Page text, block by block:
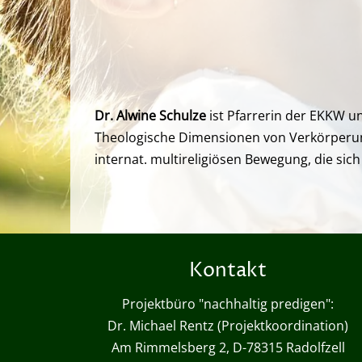
Dr. Alwine Schulze ist Pfarrerin der EKKW
Theologische Dimensionen von
internat. multireligiösen Bewegung, die
Kontakt
Projektbüro "nachhaltig predigen":
Dr. Michael Rentz (Projektkoordination)
Am Rimmelsberg 2, D-78315 Radolfzell